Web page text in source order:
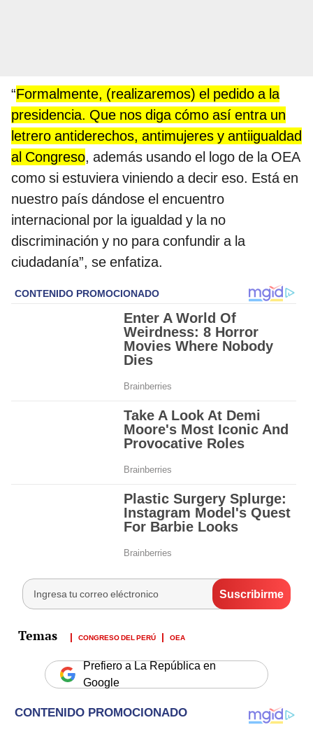
“Formalmente, (realizaremos) el pedido a la
presidencia. Que nos diga cómo así entra un
letrero antiderechos, antimujeres y antiigualdad
al Congreso, además usando el logo de la OEA
como si estuviera viniendo a decir eso. Está en
nuestro país dándose el encuentro
internacional por la igualdad y la no
discriminación y no para confundir a la
ciudadanía”, se enfatiza.
CONGRESO DEL PERÚ OEA
Prefiero a La República en
Google